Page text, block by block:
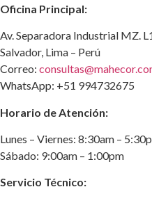
Oficina Principal:
Av. Separadora Industrial MZ.
Salvador, Lima – Perú
Correo:
WhatsApp: +51 994732675
Horario de Atención:
Lunes – Viernes: 8:30am –
Sábado: 9:00am – 1:00pm
Servicio Técnico: